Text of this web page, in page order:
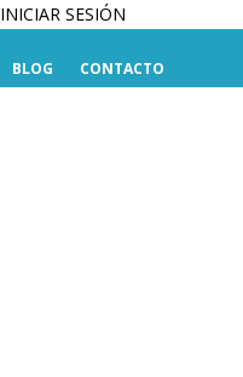
INICIAR SESIÓN
BLOG CONTACTO